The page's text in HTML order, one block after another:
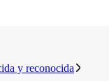
y reconocida